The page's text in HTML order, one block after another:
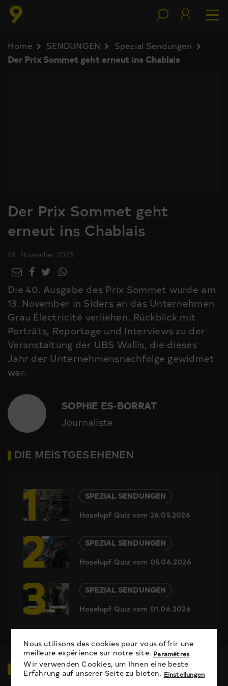
Home SENDUNGEN
Spezial Sendungen
Der Prix Sommet geht erneut ins Chablais
Der Prix Sommet geht
erneut ins Chablais
18. November 2025
Die 40. Ausgabe des Prix Sommet wurde am
13. November in Siders an das Unternehmen
Grau Électricité verliehen. Rückblick mit
Porträts, Reportage und Interviews zu der
Veranstaltung der UBS Wallis, die dieses
Jahr der Unternehmensnachfolge gewidmet
war.
SOPHIE ES-BORRAT
Journaliste
DIE MEISTGESEHENEN
1
SPEZIAL SENDUNGEN
Hoselupf Quiz vom 26.05.2026
2
SPEZIAL SENDUNGEN
Hoselupf Quiz vom 05.06.2026
3
SPEZIAL SENDUNGEN
Hoselupf Quiz vom 01.06.2026
VIDEOSZUM THEMA
Nous utilisons des cookies pour vous offrir une
meilleure expérience sur notre site. Paramètres
Wir verwenden Cookies, um Ihnen eine beste
Erfahrung auf unserer Seite zu bieten. Einstellungen